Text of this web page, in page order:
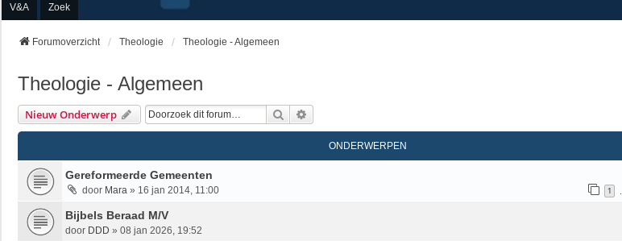
V&A Zoek
Forumoverzicht Theologie Theologie - Algemeen
Theologie - Algemeen
Nieuw Onderwerp Zoek
ONDERWERPEN
Gereformeerde Gemeenten
door Mara » 16 jan 2014, 11:00 1
Bijbels Beraad M/V
door DDD » 08 jan 2026, 19:52